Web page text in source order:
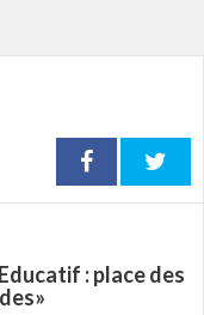
: place des